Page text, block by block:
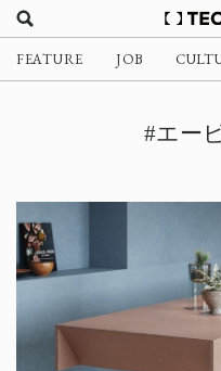
FEATURE JOB
#エー